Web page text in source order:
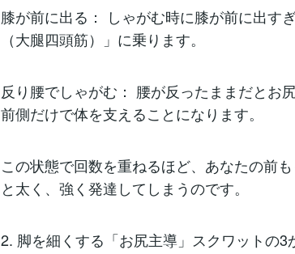
膝が前に出る： しゃがむ時に膝が前に出す
（大腿四頭筋）」に乗ります。
反り腰でしゃがむ： 腰が反ったままだとお
前側だけで体を支えることになります。
この状態で回数を重ねるほど、あなたの前
と太く、強く発達してしまうのです。
2. 脚を細くする「お尻主導」スクワットの3